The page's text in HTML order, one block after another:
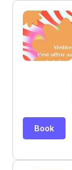
Book